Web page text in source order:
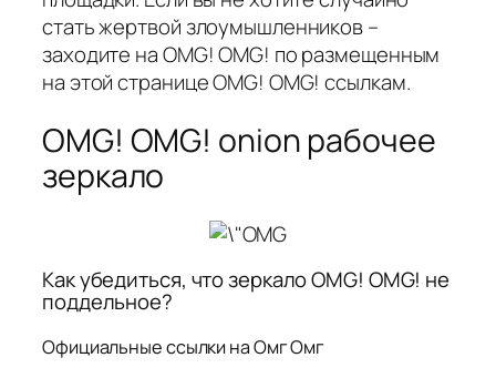
стать жертвой злоумышленников –
заходите на OMG! OMG! по размещенным
на этой странице OMG! OMG! ссылкам.
OMG! OMG! onion рабочее
зеркало
Как убедиться, что зеркало OMG! OMG! не
поддельное?
Официальные ссылки на Омг Омг